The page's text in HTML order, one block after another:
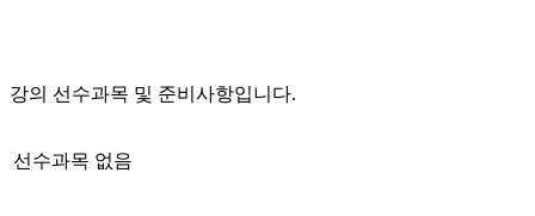
강의 선수과목 및 준비사항입니다.
선수과목 없음